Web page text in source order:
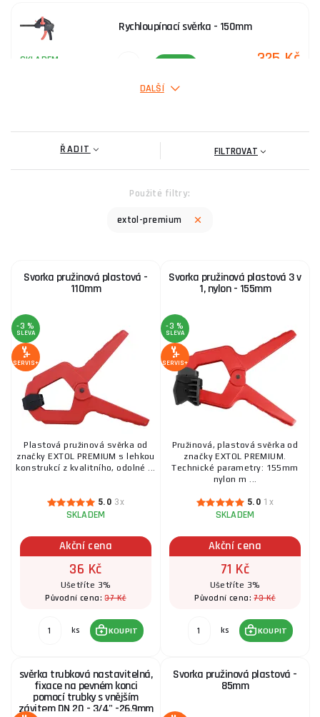
Rychloupínací svěrka - 150mm
SKLADEM 325 Kč
407 Kč
DALŠÍ
ŘADIT FILTROVAT
Použité filtry:
extol-premium
Svorka pružinová plastová -
110mm
-3 %
SLEVA
SERVIS+
Plastová pružinová svěrka od
značky EXTOL PREMIUM s lehkou
konstrukcí z kvalitního, odolné ...
5.0 3x
SKLADEM
Akční cena
36 Kč
Ušetříte 3%
Původní cena:37 Kč
ks KOUPIT
Svorka pružinová plastová 3 v
1, nylon - 155mm
-3 %
SLEVA
SERVIS+
Pružinová, plastová svěrka od
značky EXTOL PREMIUM.
Technické parametry: 155mm
nylon m ...
5.0 1x
SKLADEM
Akční cena
71 Kč
Ušetříte 3%
Původní cena:73 Kč
ks KOUPIT
svěrka trubková nastavitelná,
fixace na pevném konci
pomocí trubky s vnějším
závitem DN 20 - 3/4" -26,9mm
Svorka pružinová plastová -
85mm